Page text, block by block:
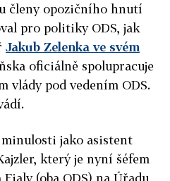
členy opozičního hnutí
pro politiky ODS, jak
Jakub Zelenka ve svém
oficiálně spolupracuje
vlády pod vedením ODS.
jako asistent
který je nyní šéfem
(oba ODS) na Úřadu